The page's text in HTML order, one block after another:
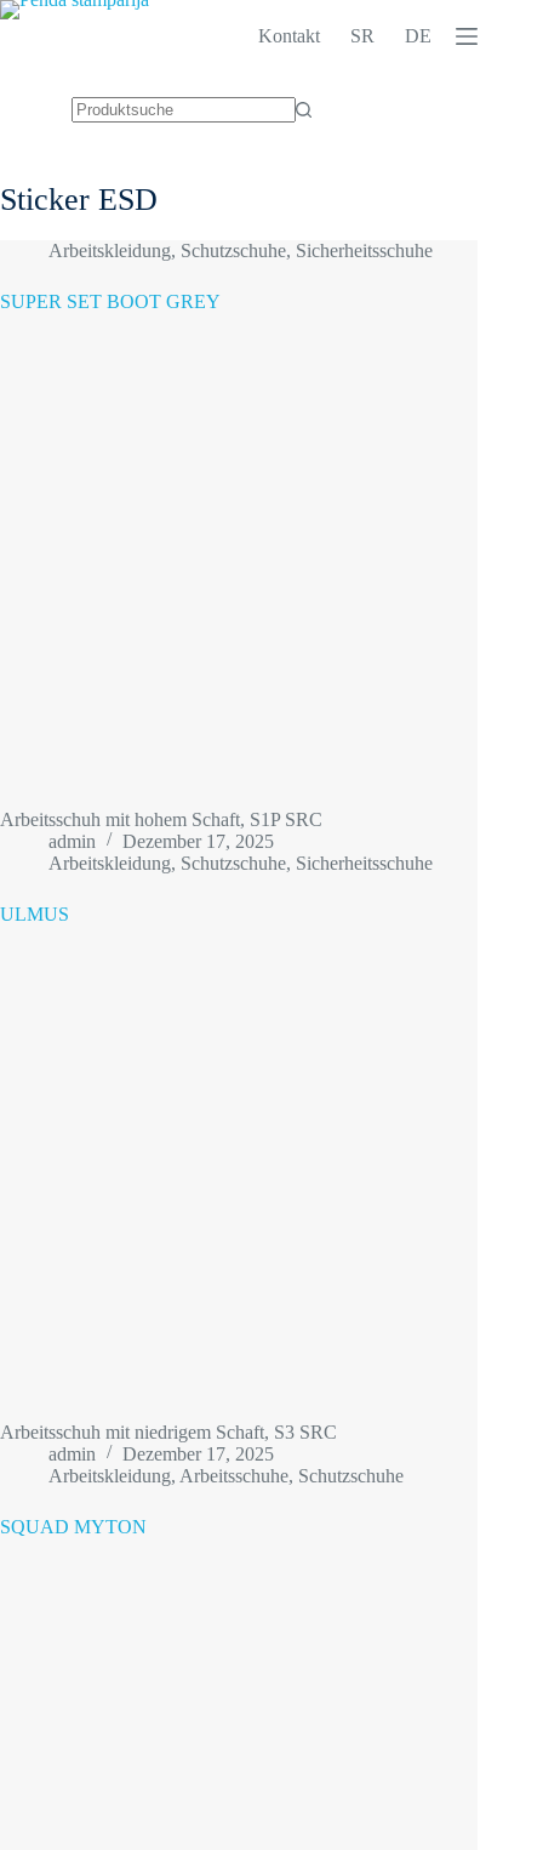
Zum
Kontakt SR DE
Sticker ESD
Arbeitskleidung, Schutzschuhe, Sicherheitsschuhe
SUPER SET BOOT GREY
Arbeitsschuh mit hohem Schaft, S1P SRC
admin
Dezember 17, 2025
Arbeitskleidung, Schutzschuhe, Sicherheitsschuhe
ULMUS
Arbeitsschuh mit niedrigem Schaft, S3 SRC
admin
Dezember 17, 2025
Arbeitskleidung, Arbeitsschuhe, Schutzschuhe
SQUAD MYTON